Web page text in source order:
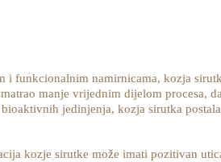
i funkcionalnim namirnicama, kozja
manje vrijednim dijelom procesa,
jedinjenja, kozja sirutka
kozje sirutke može imati pozitivan